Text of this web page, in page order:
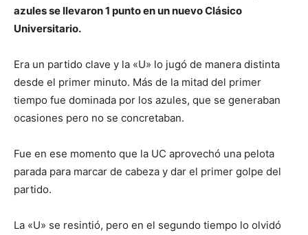
azules se llevaron 1 punto en un nuevo Clásico
Universitario.
Era un partido clave y la «U» lo jugó de manera distinta
desde el primer minuto. Más de la mitad del primer
tiempo fue dominada por los azules, que se generaban
ocasiones pero no se concretaban.
Fue en ese momento que la UC aprovechó una pelota
parada para marcar de cabeza y dar el primer golpe del
partido.
La «U» se resintió, pero en el segundo tiempo lo olvidó